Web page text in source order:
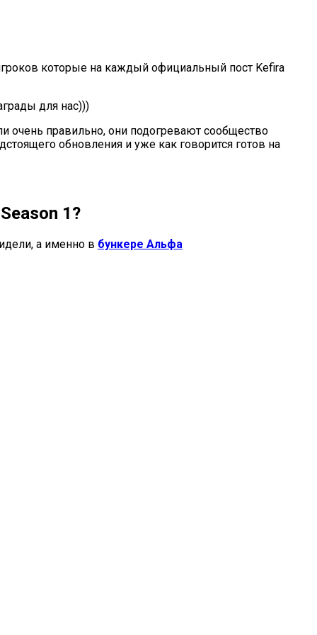
которые на каждый официальный пост Kefira
для нас)))
очень правильно, они подогревают сообщество
обновления и уже как говорится готов на
1?
а именно в бункере Альфа